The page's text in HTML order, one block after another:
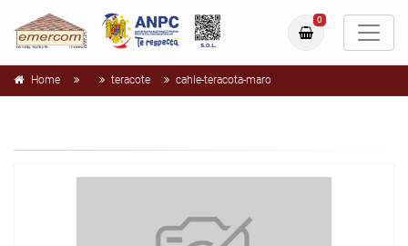
0
Home teracote cahle-teracota-maro